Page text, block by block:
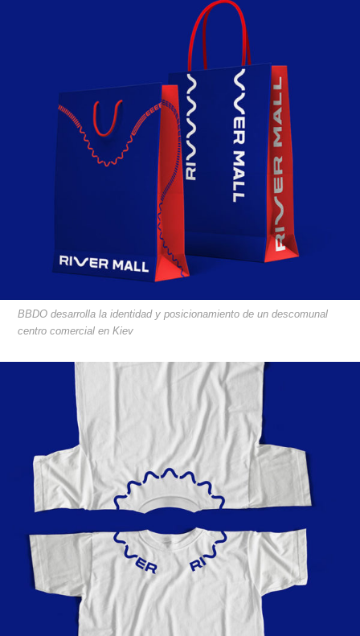
BBDO desarrolla la identidad y posicionamiento de un descomunal
centro comercial en Kiev